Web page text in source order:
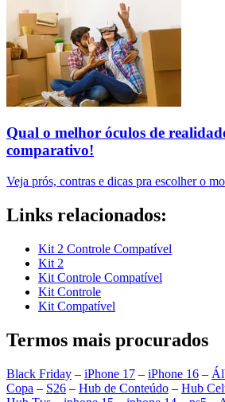
Qual o melhor óculos de
comparativo!
Veja prós, contras e dicas pra escolher o
Links relacionados:
Kit 2 Controle Compatível
Kit 2
Kit Controle Compatível
Kit Controle
Kit Compatível
Termos mais procurados
Black Friday – iPhone 17 – iPhone 16 –
Copa – S26 – Hub de Conteúdo – Hub